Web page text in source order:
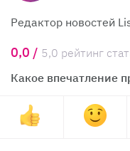
Редактор новостей
0,0 / 5,0 рейтинг
Какое впечатление